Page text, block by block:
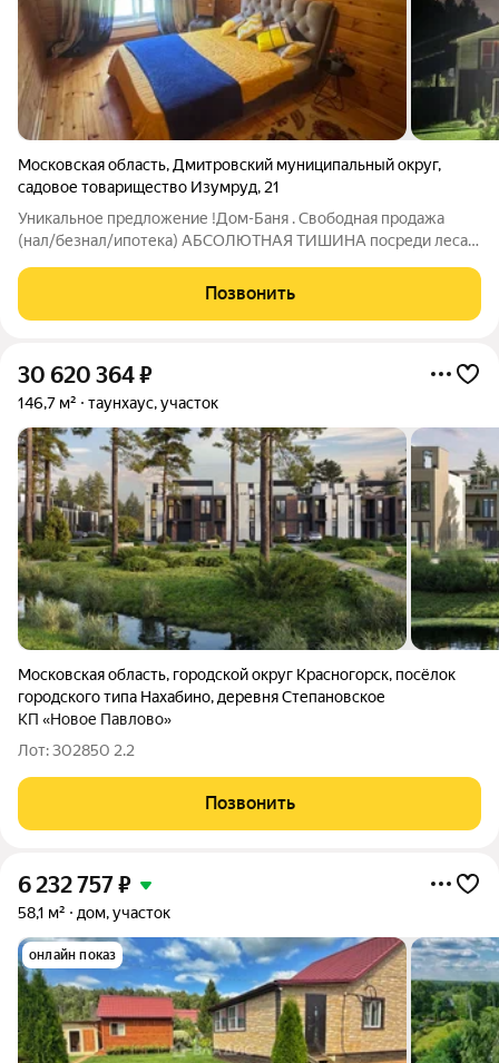
Московская область, Дмитровский муниципальный округ,
садовое товарищество Изумруд, 21
Уникальное предложение !Дом-Баня . Свободная продажа
(нал/безнал/ипотека) АБСОЛЮТНАЯ ТИШИНА посреди леса в
посреди леса на закрытой от проезда территории . в 20 метрах
проходит Габовская лыжня.
Позвонить
30 620 364₽
146,7 м² таунхаус, участок
Московская область, городской округ Красногорск, посёлок
городского типа Нахабино, деревня Степановское
КП «Новое Павлово»
Лот: 302850 2.2
Позвонить
6 232 757₽
58,1 м² дом, участок
онлайн показ